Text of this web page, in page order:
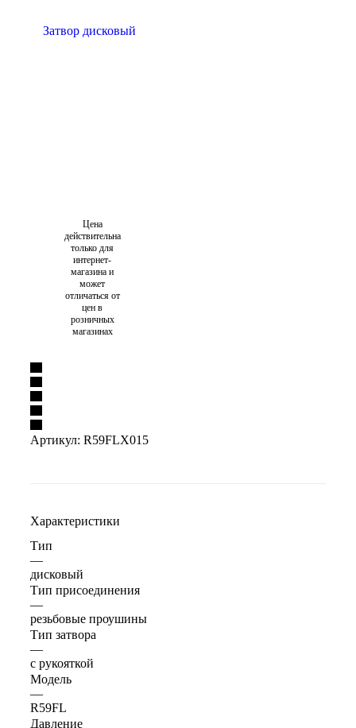
Цена
действительна
только для
интернет-
магазина и
может
отличаться от
цен в
розничных
магазинах
Артикул: R59FLX015
Характеристики
Тип
—
дисковый
Тип присоединения
—
резьбовые проушины
Тип затвора
—
с рукояткой
Модель
—
R59FL
Давление